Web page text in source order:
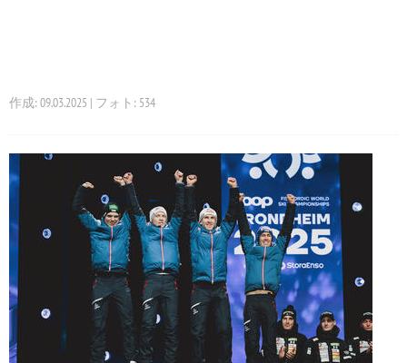
作成: 09.03.2025 | フォト: 534